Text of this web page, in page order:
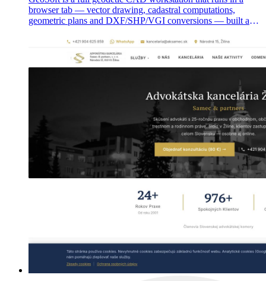
browser tab — vector drawing, cadastral computations,
geometric plans and DXF/SHP/VGI conversions — built as a